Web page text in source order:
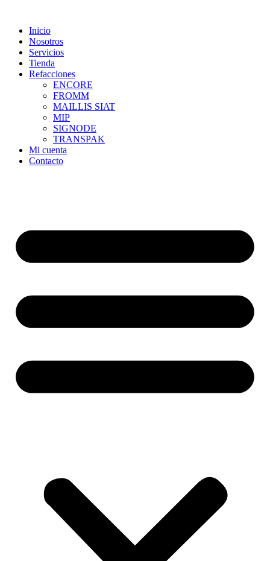
contentInicio
Nosotros
Servicios
Tienda
Refacciones
ENCORE
FROMM
MAILLIS SIAT
MIP
SIGNODE
TRANSPAK
Mi cuenta
Contacto